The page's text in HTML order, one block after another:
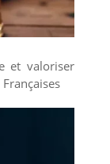
et valoriser